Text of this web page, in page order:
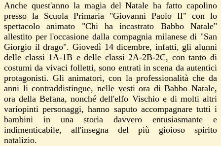
Anche quest'anno la magia del Natale ha fatto capolino
presso la Scuola Primaria "Giovanni Paolo II" con lo
spettacolo animato "Chi ha incastrato Babbo Natale"
allestito per l'occasione dalla compagnia milanese di "San
Giorgio il drago". Giovedì 14 dicembre, infatti, gli alunni
delle classi 1A-1B e delle classi 2A-2B-2C, con tanto di
costumi da vivaci folletti, sono entrati in scena da autentici
protagonisti. Gli animatori, con la professionalità che da
anni li contraddistingue, nelle vesti ora di Babbo Natale,
ora della Befana, nonché dell'elfo Vischio e di molti altri
variopinti personaggi, hanno saputo accompagnare tutti i
bambini in una storia davvero entusiasmante e
indimenticabile, all'insegna del più gioioso spirito
natalizio.